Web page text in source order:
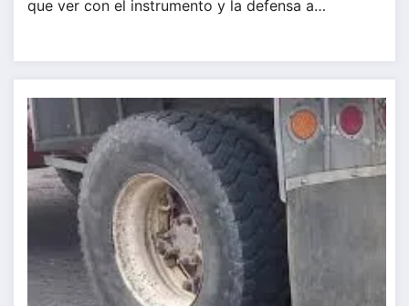
que ver con el instrumento y la defensa a…